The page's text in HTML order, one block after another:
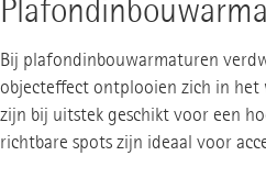
Bij plafondinbouwarmaturen
objecteffect ontplooien zich in het
zijn bij uitstek geschikt voor een
richtbare spots zijn ideaal voor